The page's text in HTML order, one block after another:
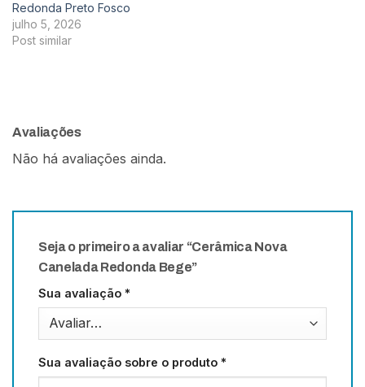
Redonda Preto Fosco
julho 5, 2026
Post similar
Avaliações
Não há avaliações ainda.
Seja o primeiro a avaliar “Cerâmica Nova
Canelada Redonda Bege”
Sua avaliação *
Sua avaliação sobre o produto *